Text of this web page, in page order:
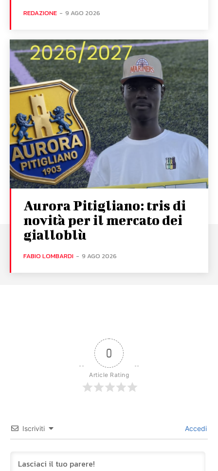
REDAZIONE - 9 AGO 2026
Aurora Pitigliano: tris di
novità per il mercato dei
gialloblù
FABIO LOMBARDI - 9 AGO 2026
0
Article Rating
Iscriviti Accedi